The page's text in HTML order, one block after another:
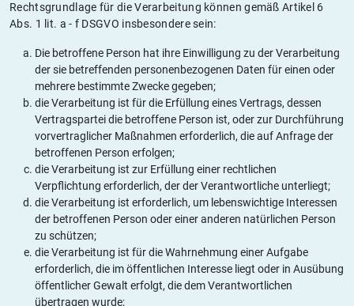
Rechtsgrundlage für die Verarbeitung können gemäß Artikel 6
Abs. 1 lit. a - f DSGVO insbesondere sein:
Die betroffene Person hat ihre Einwilligung zu der Verarbeitung
der sie betreffenden personenbezogenen Daten für einen oder
mehrere bestimmte Zwecke gegeben;
die Verarbeitung ist für die Erfüllung eines Vertrags, dessen
Vertragspartei die betroffene Person ist, oder zur Durchführung
vorvertraglicher Maßnahmen erforderlich, die auf Anfrage der
betroffenen Person erfolgen;
die Verarbeitung ist zur Erfüllung einer rechtlichen
Verpflichtung erforderlich, der der Verantwortliche unterliegt;
die Verarbeitung ist erforderlich, um lebenswichtige Interessen
der betroffenen Person oder einer anderen natürlichen Person
zu schützen;
die Verarbeitung ist für die Wahrnehmung einer Aufgabe
erforderlich, die im öffentlichen Interesse liegt oder in Ausübung
öffentlicher Gewalt erfolgt, die dem Verantwortlichen
übertragen wurde;